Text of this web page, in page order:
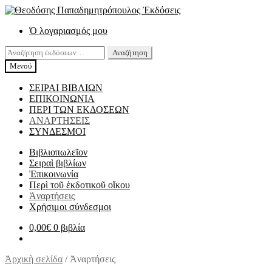
Απευθείας
στην
Μετάβαση
περιεχόμενο
Ὁ λογαριασμός μου
Αναζήτηση
για:
Αναζήτηση
Μενού
ΣΕΙΡΑΙ ΒΙΒΛΙΩΝ
ΕΠΙΚΟΙΝΩΝΙΑ
ΠΕΡΙ ΤΩΝ ΕΚΔΟΣΕΩΝ
ΑΝΑΡΤΗΣΕΙΣ
ΣΥΝΔΕΣΜΟΙ
Βιβλιοπωλεῖον
Σειραὶ βιβλίων
Ἐπικοινωνία
Περὶ τοῦ ἐκδοτικοῦ οἴκου
Ἀναρτήσεις
Χρήσιμοι σύνδεσμοι
0,00€ 0 βιβλία
Ἀρχικὴ σελίδα / Ἀναρτήσεις